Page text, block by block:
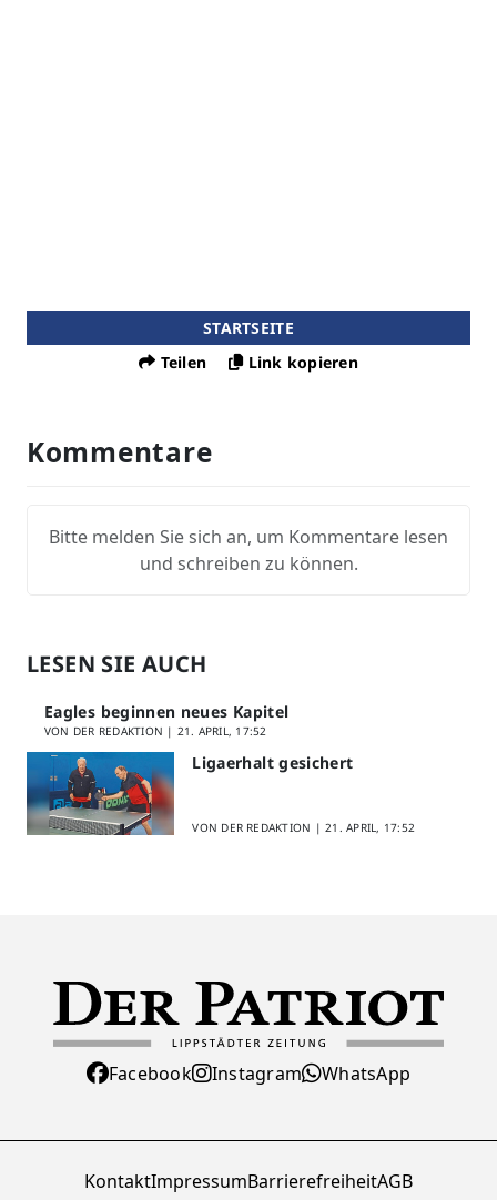
STARTSEITE
Teilen
Link kopieren
Kommentare
Bitte melden Sie sich an, um Kommentare lesen
und schreiben zu können.
LESEN SIE AUCH
Eagles beginnen neues Kapitel
VON DER REDAKTION | 21. APRIL, 17:52
Ligaerhalt gesichert
VON DER REDAKTION |21. APRIL, 17:52
Facebook Instagram WhatsApp
KontaktImpressumBarrierefreiheitAGB